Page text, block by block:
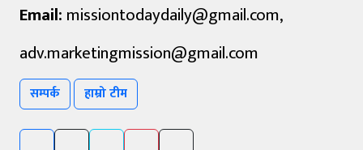
Email: missiontodaydaily@gmail.com,
adv.marketingmission@gmail.com
सम्पर्क हाम्रो टीम